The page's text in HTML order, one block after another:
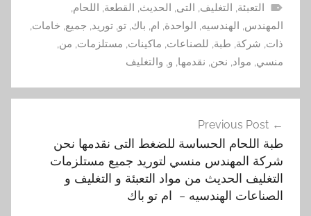
التعبئة, التغليف, التى, الحديث, القطعة, اللحام,
المهندس, الهندسيه, الواحدة, ام, باك, تو, توريد, جميع, خامات,
ذات, شركة, طبة, للصناعات, ماكينات, مستلزمات, من,
منسي, مواد, نحن, نقدمها, و, والتغليف
المقالات
Previous Post
طبة اللحام الحساسة للضغط التى نقدمها نحن
شركة المهندس منسي لتوريد جميع مستلزمات
التغليف الحديث من مواد التعبئة و التغليف و
الصناعات الهندسيه – ام تو باك